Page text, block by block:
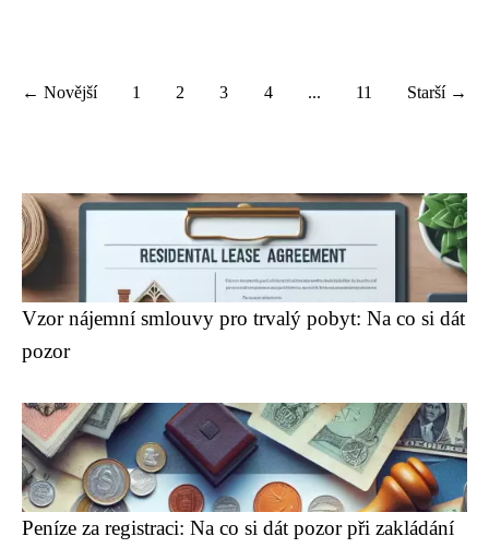
← Novější 1 2 3 4 ... 11 Starší →
Vzor nájemní smlouvy pro trvalý pobyt: Na co si dát
pozor
Peníze za registraci: Na co si dát pozor při zakládání